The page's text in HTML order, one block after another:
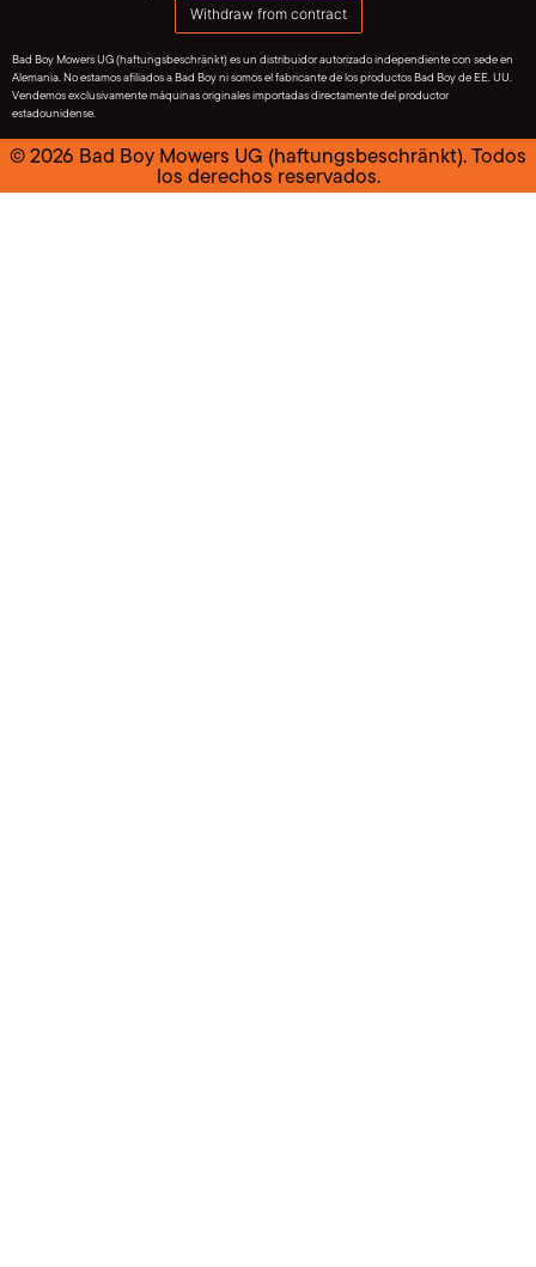
Withdraw from contract
Bad Boy Mowers UG (haftungsbeschränkt) es un distribuidor autorizado independiente con sede en
Alemania. No estamos afiliados a Bad Boy ni somos el fabricante de los productos Bad Boy de EE. UU.
Vendemos exclusivamente máquinas originales importadas directamente del productor
estadounidense.
© 2026 Bad Boy Mowers UG (haftungsbeschränkt). Todos
los derechos reservados.